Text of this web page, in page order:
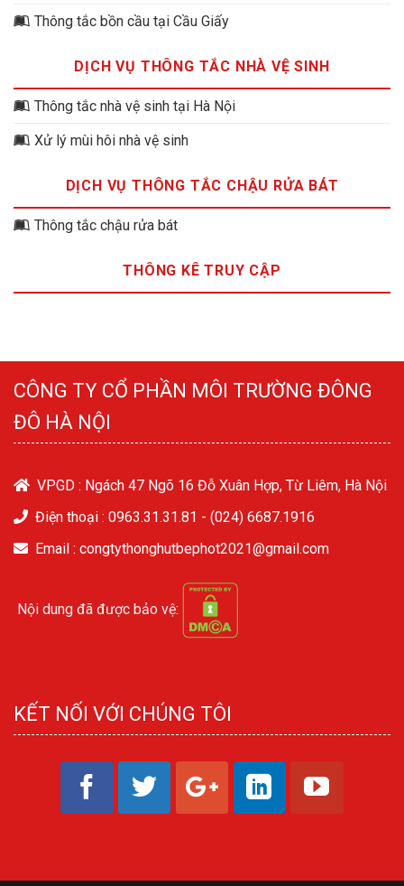
Thông tắc bồn cầu tại Cầu Giấy
DỊCH VỤ THÔNG TẮC NHÀ VỆ SINH
Thông tắc nhà vệ sinh tại Hà Nội
Xử lý mùi hôi nhà vệ sinh
DỊCH VỤ THÔNG TẮC CHẬU RỬA BÁT
Thông tắc chậu rửa bát
THÔNG KÊ TRUY CẬP
CÔNG TY CỔ PHẦN MÔI TRƯỜNG ĐÔNG
ĐÔ HÀ NỘI
VPGD : Ngách 47 Ngõ 16 Đỗ Xuân Hợp, Từ Liêm, Hà Nội
Điện thoại : 0963.31.31.81 - (024) 6687.1916
Email : congtythonghutbephot2021@gmail.com
Nội dung đã được bảo vệ:
KẾT NỐI VỚI CHÚNG TÔI